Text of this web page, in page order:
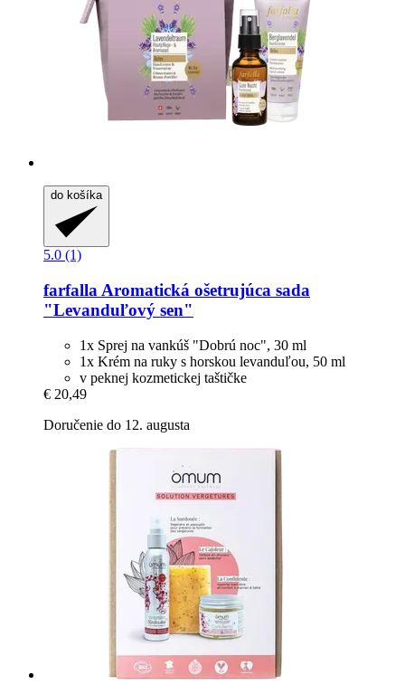
do košíka
5.0 (1)
farfalla Aromatická ošetrujúca sada
"Levanduľový sen"
1x Sprej na vankúš "Dobrú noc", 30 ml
1x Krém na ruky s horskou levanduľou, 50 ml
v peknej kozmetickej taštičke
€ 20,49
Doručenie do 12. augusta